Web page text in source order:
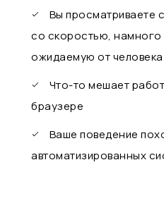
Вы просматриваете
со скоростью,
ожидаемую от человека
Что-то мешает
браузере
Ваше поведение
автоматизированных